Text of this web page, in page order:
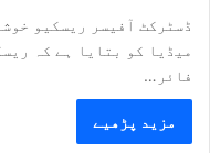
ڈسٹرکٹ آفیسر ریسکیو
میڈیا کو بتایا ہے کہ
فائر…
مزید پڑھیے